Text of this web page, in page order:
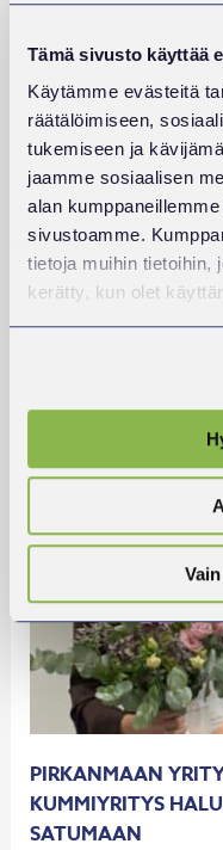
Tämä sivusto käyttää
Käytämme evästeitä
räätälöimiseen,
tukemiseen ja
jaamme sosiaalisen
alan
sivustoamme.
tietoja muihin tietoihin,
kerätty, kun olet
mahdollisuuksia,
Uniqan kotisivut
Hinnastosta taas
Juha Kosonen
KategoriassaTarinat
Artikkelien
selaus
EDELLINEN
KYSYNTÄÄ
PIRKANMAAN
KUMMIYRITYS
SATUMAAN